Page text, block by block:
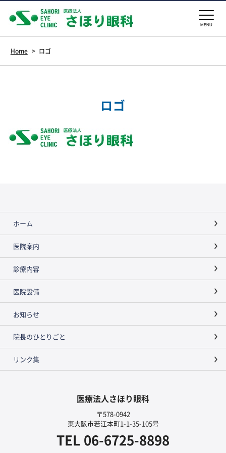
MENU
Home > ロゴ
ロゴ
ホーム
医院案内
診療内容
医院設備
お知らせ
院長のひとりごと
リンク集
医療法人さほり眼科
〒578-0942
東大阪市若江本町1-1-35-105号
TEL 06-6725-8898